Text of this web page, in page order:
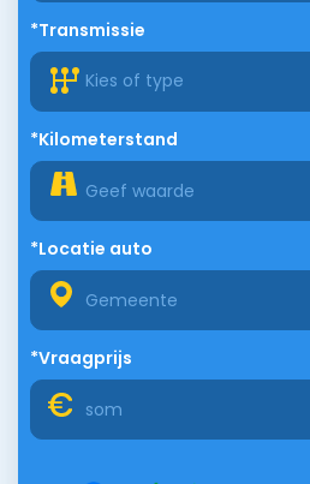
*Transmissie
Kies of type
*Kilometerstand
*Locatie auto
*Vraagprijs